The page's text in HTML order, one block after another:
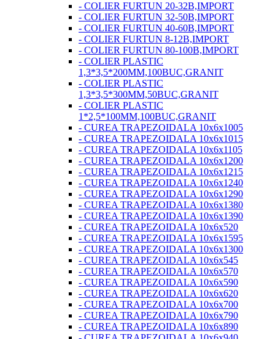
- COLIER FURTUN 20-32B,IMPORT
- COLIER FURTUN 32-50B,IMPORT
- COLIER FURTUN 40-60B,IMPORT
- COLIER FURTUN 8-12B,IMPORT
- COLIER FURTUN 80-100B,IMPORT
- COLIER PLASTIC
1,3*3,5*200MM,100BUC,GRANIT
- COLIER PLASTIC
1,3*3,5*300MM,50BUC,GRANIT
- COLIER PLASTIC
1*2,5*100MM,100BUC,GRANIT
- CUREA TRAPEZOIDALA 10x6x1005
- CUREA TRAPEZOIDALA 10x6x1015
- CUREA TRAPEZOIDALA 10x6x1105
- CUREA TRAPEZOIDALA 10x6x1200
- CUREA TRAPEZOIDALA 10x6x1215
- CUREA TRAPEZOIDALA 10x6x1240
- CUREA TRAPEZOIDALA 10x6x1290
- CUREA TRAPEZOIDALA 10x6x1380
- CUREA TRAPEZOIDALA 10x6x1390
- CUREA TRAPEZOIDALA 10x6x520
- CUREA TRAPEZOIDALA 10x6x1595
- CUREA TRAPEZOIDALA 10x6x1300
- CUREA TRAPEZOIDALA 10x6x545
- CUREA TRAPEZOIDALA 10x6x570
- CUREA TRAPEZOIDALA 10x6x590
- CUREA TRAPEZOIDALA 10x6x620
- CUREA TRAPEZOIDALA 10x6x700
- CUREA TRAPEZOIDALA 10x6x790
- CUREA TRAPEZOIDALA 10x6x890